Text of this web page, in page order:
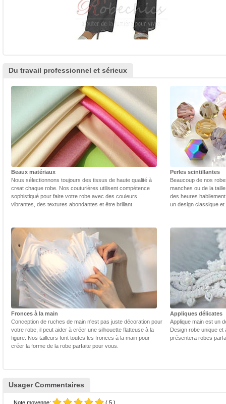
Du travail professionnel et sérieux
Beaux matériaux
Nous sélectionnons toujours des tissus de haute qualité à
creat chaque robe. Nos couturières utilisent compétence
sophistiqué pour faire votre robe avec des couleurs
vibrantes, des textures abondantes et être brillant.
Perles scintillantes
Beaucoup de nos
manches ou de la
des heures
un design classique
Fronces à la main
Conception de ruches de main n'est pas juste décoration pour
votre robe, il peut aider à créer une silhouette flatteuse à la
figure. Nos tailleurs font toutes les fronces à la main pour
créer la forme de la robe parfaite pour vous.
Appliques délicates
Applique main est un
Design robe unique et
présentera robes
Usager Commentaires
Note moyenne: ( 5 )